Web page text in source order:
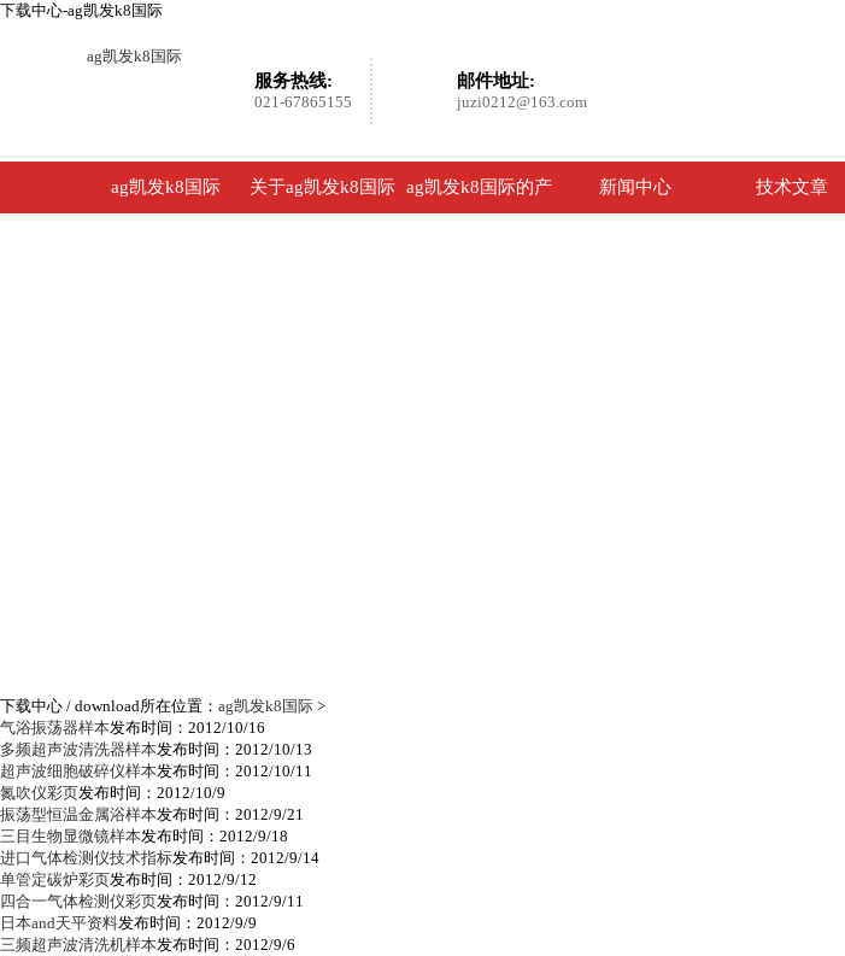
下载中心-ag凯发k8国际
ag凯发k8国际
邮件地址:
juzi0212@163.com
服务热线:
021-67865155
ag凯发k8国际 关于ag凯发k8国际 ag凯发k8国际的产 新闻中心 技术文章
下载中心 / download所在位置： ag凯发k8国际 >
气浴振荡器样本发布时间：2012/10/16
多频超声波清洗器样本发布时间：2012/10/13
超声波细胞破碎仪样本发布时间：2012/10/11
氮吹仪彩页发布时间：2012/10/9
振荡型恒温金属浴样本发布时间：2012/9/21
三目生物显微镜样本发布时间：2012/9/18
进口气体检测仪技术指标发布时间：2012/9/14
单管定碳炉彩页发布时间：2012/9/12
四合一气体检测仪彩页发布时间：2012/9/11
日本and天平资料发布时间：2012/9/9
三频超声波清洗机样本发布时间：2012/9/6